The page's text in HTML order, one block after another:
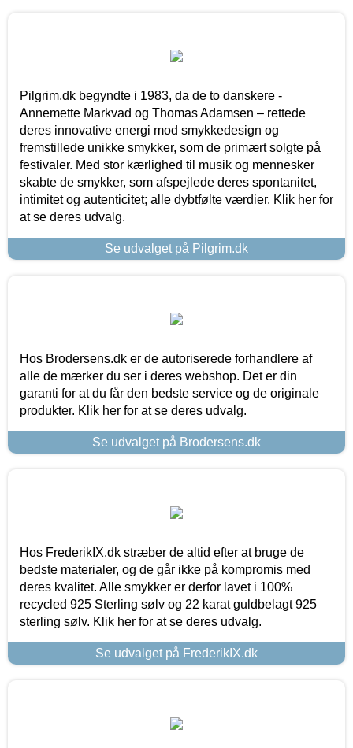
Pilgrim.dk begyndte i 1983, da de to danskere -
Annemette Markvad og Thomas Adamsen – rettede
deres innovative energi mod smykkedesign og
fremstillede unikke smykker, som de primært solgte på
festivaler. Med stor kærlighed til musik og mennesker
skabte de smykker, som afspejlede deres spontanitet,
intimitet og autenticitet; alle dybtfølte værdier. Klik her for
at se deres udvalg.
Se udvalget på Pilgrim.dk
Hos Brodersens.dk er de autoriserede forhandlere af
alle de mærker du ser i deres webshop. Det er din
garanti for at du får den bedste service og de originale
produkter. Klik her for at se deres udvalg.
Se udvalget på Brodersens.dk
Hos FrederikIX.dk stræber de altid efter at bruge de
bedste materialer, og de går ikke på kompromis med
deres kvalitet. Alle smykker er derfor lavet i 100%
recycled 925 Sterling sølv og 22 karat guldbelagt 925
sterling sølv. Klik her for at se deres udvalg.
Se udvalget på FrederikIX.dk